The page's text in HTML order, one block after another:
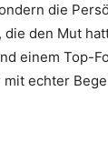
die
die den Mut
einem Top-
mit echter